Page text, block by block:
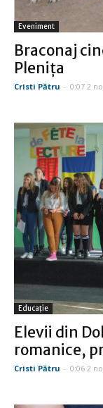
Eveniment
Braconaj
Pleniţa
Cristi Pătru - 0:07 2
Educație
Elevii din
romanice,
Cristi Pătru - 0:06 2